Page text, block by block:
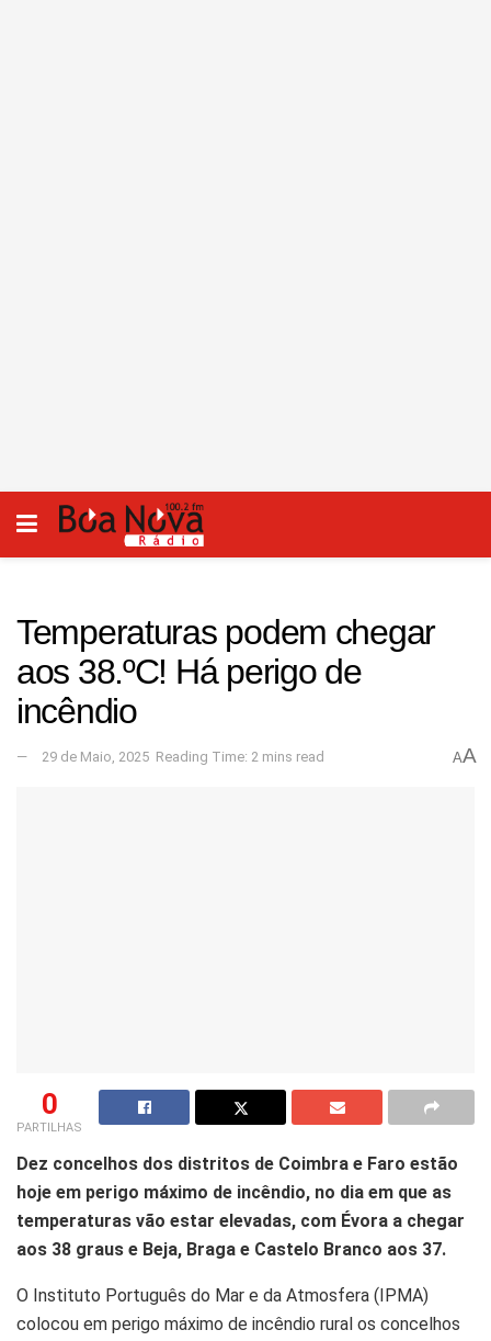
Temperaturas podem chegar
aos 38.ºC! Há perigo de
incêndio
29 de Maio, 2025 Reading Time: 2 mins read AA
0
PARTILHAS
Dez concelhos dos distritos de Coimbra e Faro estão
hoje em perigo máximo de incêndio, no dia em que as
temperaturas vão estar elevadas, com Évora a chegar
aos 38 graus e Beja, Braga e Castelo Branco aos 37.
O Instituto Português do Mar e da Atmosfera (IPMA)
colocou em perigo máximo de incêndio rural os concelhos